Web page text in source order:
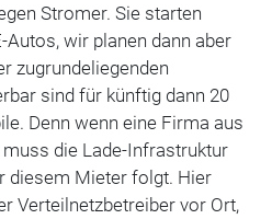
Stromer. Sie starten
wir planen dann aber
zugrundeliegenden
sind für künftig dann 20
Denn wenn eine Firma aus
die Lade-Infrastruktur
diesem Mieter folgt. Hier
Verteilnetzbetreiber vor Ort,